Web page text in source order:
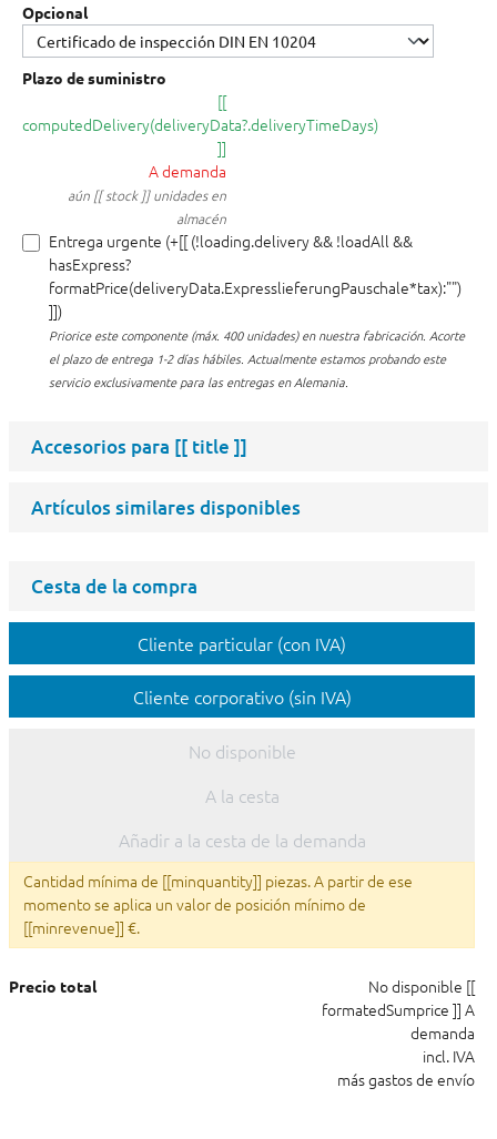
Opcional
Plazo de suministro
[[
computedDelivery(deliveryData?.deliveryTimeDays)
]]
A demanda
aún [[ stock ]] unidades en
almacén
Entrega urgente (+[[ (!loading.delivery && !loadAll &&
hasExpress?
formatPrice(deliveryData.ExpresslieferungPauschale*tax):"")
]])
Priorice este componente (máx. 400 unidades) en nuestra fabricación. Acorte
el plazo de entrega 1-2 días hábiles. Actualmente estamos probando este
servicio exclusivamente para las entregas en Alemania.
Accesorios para [[ title ]]
Artículos similares disponibles
Cesta de la compra
Cliente particular (con IVA)
Cliente corporativo (sin IVA)
No disponible
A la cesta
Añadir a la cesta de la demanda
Cantidad mínima de [[minquantity]] piezas. A partir de ese
momento se aplica un valor de posición mínimo de
[[minrevenue]] €.
Precio total No disponible [[
formatedSumprice ]] A
demanda
incl. IVA
más gastos de envío